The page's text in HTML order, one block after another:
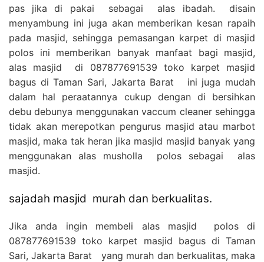
pas jika di pakai sebagai alas ibadah. disain
menyambung ini juga akan memberikan kesan rapaih
pada masjid, sehingga pemasangan karpet di masjid
polos ini memberikan banyak manfaat bagi masjid,
alas masjid di 087877691539 toko karpet masjid
bagus di Taman Sari, Jakarta Barat ini juga mudah
dalam hal peraatannya cukup dengan di bersihkan
debu debunya menggunakan vaccum cleaner sehingga
tidak akan merepotkan pengurus masjid atau marbot
masjid, maka tak heran jika masjid masjid banyak yang
menggunakan alas musholla polos sebagai alas
masjid.
sajadah masjid murah dan berkualitas.
Jika anda ingin membeli alas masjid polos di
087877691539 toko karpet masjid bagus di Taman
Sari, Jakarta Barat yang murah dan berkualitas, maka